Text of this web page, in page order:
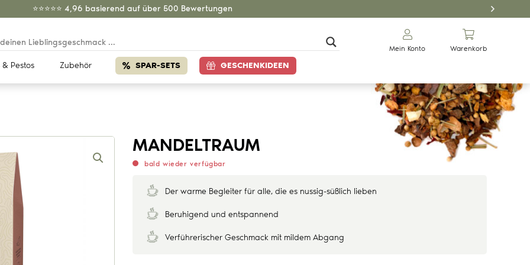
⭐️⭐️⭐️⭐️⭐️ 4,96 basierend auf über 500 Bewertungen
Mein Konto Warenkorb
Gewürze
& Pestos Zubehör SPAR-SETS GESCHENKIDEEN
MANDELTRAUM
bald wieder verfügbar
Der warme Begleiter für alle, die es nussig-süßlich lieben
Beruhigend und entspannend
Verführerischer Geschmack mit mildem Abgang